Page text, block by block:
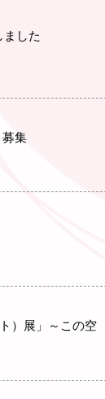
ました
募集
）展」～この空